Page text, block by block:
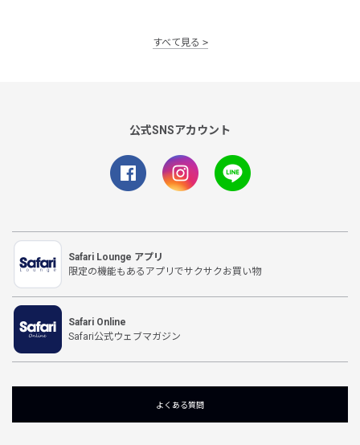
すべて見る
公式SNSアカウント
Safari Lounge アプリ
限定の機能もあるアプリでサクサクお買い物
Safari Online
Safari公式ウェブマガジン
よくある質問